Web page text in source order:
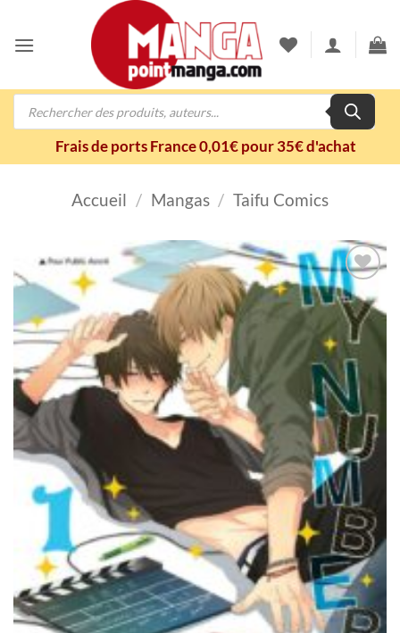
contenu
Recherche
Frais de ports France 0,01€ pour 35€ d'achat
Accueil / Mangas / Taifu Comics
Ajouter
à la
wishlist